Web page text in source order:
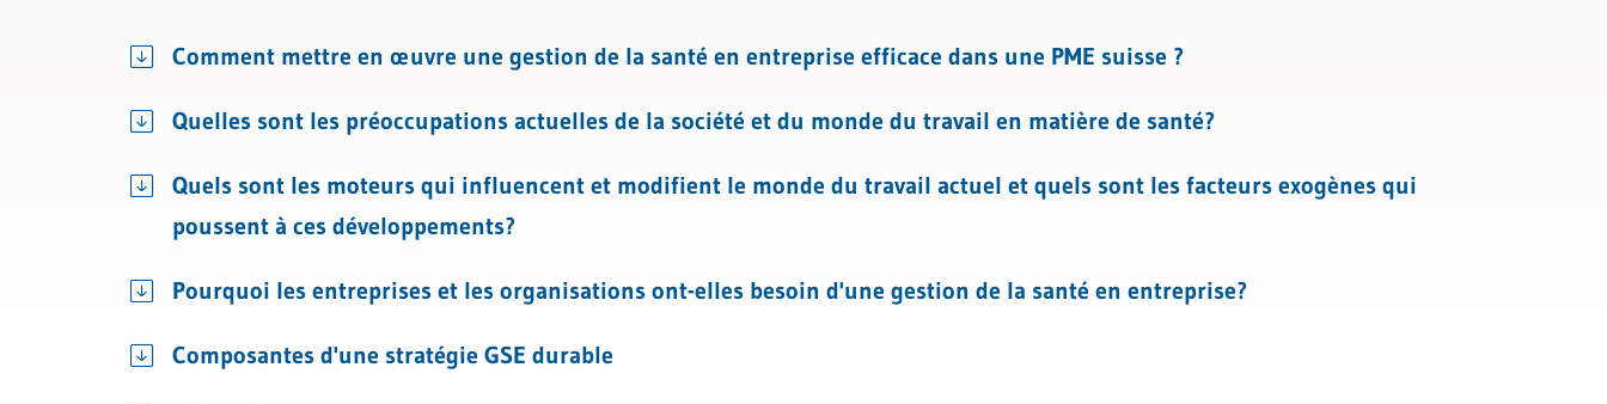
Licenciement et certificat de travail
Assurances sociales
Management de la santé
Comment mettre en œuvre une gestion de la santé en entreprise efficace dans une PME suisse ?
Quelles sont les préoccupations actuelles de la société et du monde du travail en matière de santé?
Quels sont les moteurs qui influencent et modifient le monde du travail actuel et quels sont les facteurs exogènes qui
poussent à ces développements?
Pourquoi les entreprises et les organisations ont-elles besoin d'une gestion de la santé en entreprise?
Composantes d'une stratégie GSE durable